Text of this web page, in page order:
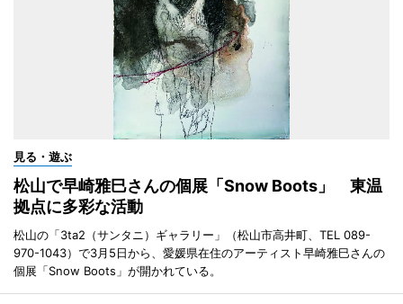
見る・遊ぶ
松山で早崎雅巳さんの個展「Snow Boots」 東温
拠点に多彩な活動
松山の「3ta2（サンタニ）ギャラリー」（松山市高井町、TEL 089-
970-1043）で3月5日から、愛媛県在住のアーティスト早崎雅巳さんの
個展「Snow Boots」が開かれている。